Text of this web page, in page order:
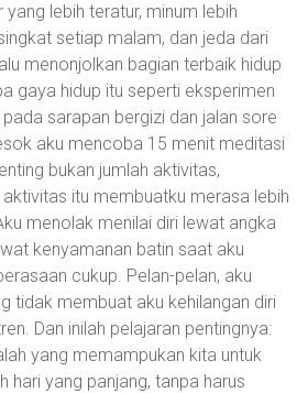
lebih teratur, minum lebih
setiap malam, dan jeda dari
menonjolkan bagian terbaik hidup
gaya hidup itu seperti eksperimen
sarapan bergizi dan jalan sore
aku mencoba 15 menit meditasi
bukan jumlah aktivitas,
itu membuatku merasa lebih
menolak menilai diri lewat angka
kenyamanan batin saat aku
cukup. Pelan-pelan, aku
tidak membuat aku kehilangan diri
Dan inilah pelajaran pentingnya:
yang memampukan kita untuk
hari yang panjang, tanpa harus